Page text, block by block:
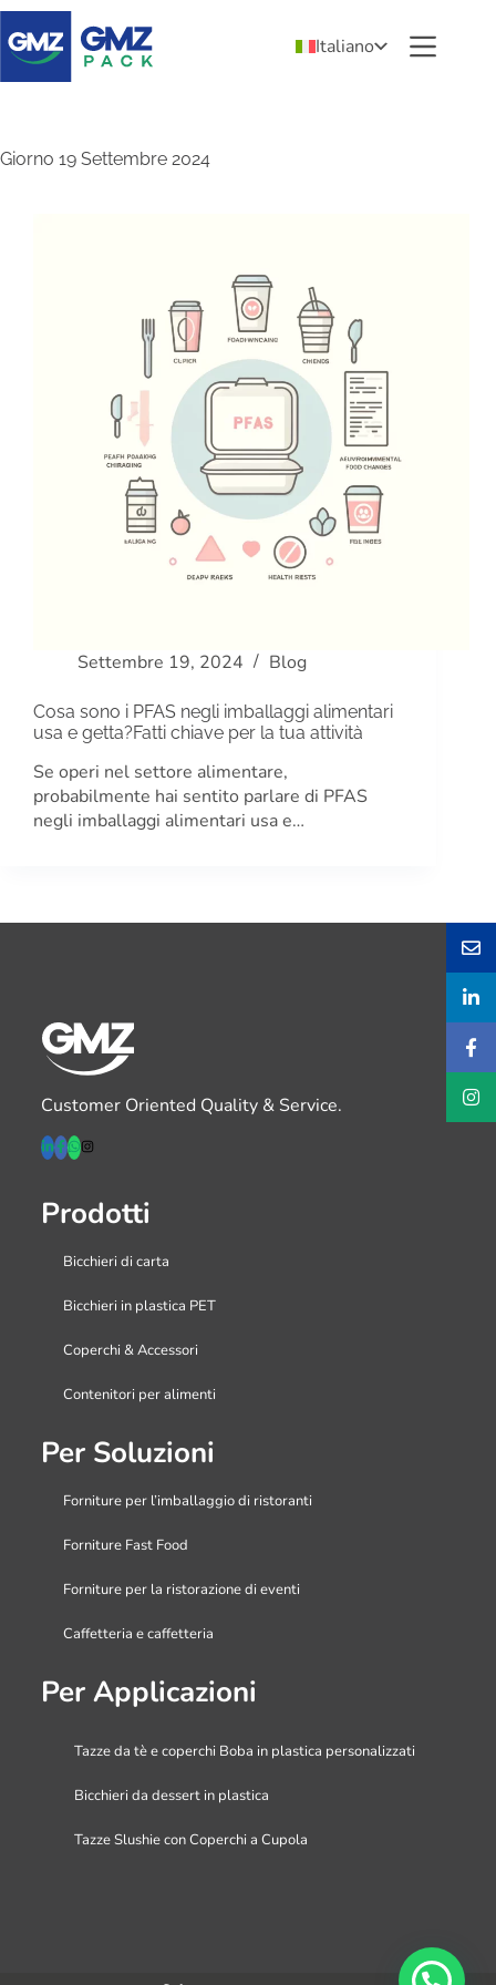
Italiano
Giorno 19 Settembre 2024
Settembre 19, 2024 Blog
Cosa sono i PFAS negli imballaggi alimentari
usa e getta?Fatti chiave per la tua attività
Se operi nel settore alimentare,
probabilmente hai sentito parlare di PFAS
negli imballaggi alimentari usa e…
Customer Oriented Quality & Service.
Prodotti
Bicchieri di carta
Bicchieri in plastica PET
Coperchi & Accessori
Contenitori per alimenti
Per Soluzioni
Forniture per l’imballaggio di ristoranti
Forniture Fast Food
Forniture per la ristorazione di eventi
Caffetteria e caffetteria
Per Applicazioni
Tazze da tè e coperchi Boba in plastica personalizzati
Bicchieri da dessert in plastica
Tazze Slushie con Coperchi a Cupola